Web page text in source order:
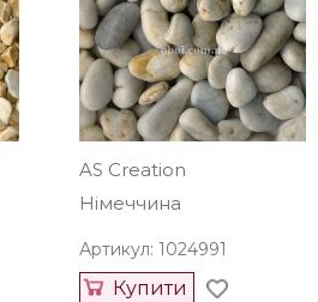
AS Creation
Німеччина
Артикул: 1024991
Купити